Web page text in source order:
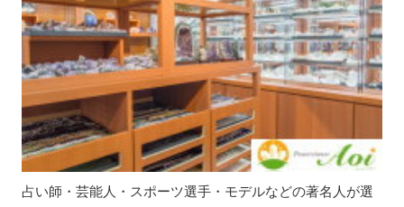
占い師・芸能人・スポーツ選手・モデルなどの著名人が選